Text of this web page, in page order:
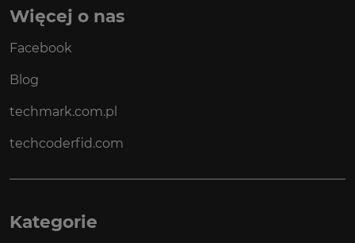
Więcej o nas
Facebook
Blog
techmark.com.pl
techcoderfid.com
Kategorie